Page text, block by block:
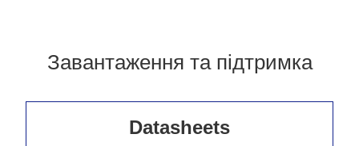
Завантаження та підтримка
Datasheets